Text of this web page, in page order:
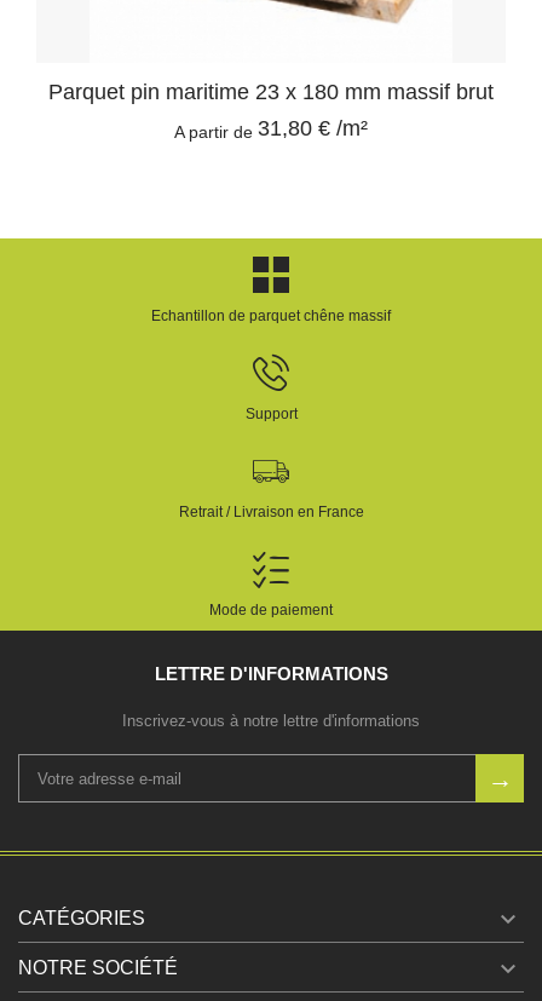
Parquet pin maritime 23 x 180 mm massif brut
A partir de 31,80 € /m²
Echantillon de parquet chêne massif
Support
Retrait / Livraison en France
Mode de paiement
LETTRE D'INFORMATIONS
Inscrivez-vous à notre lettre d'informations
CATÉGORIES 
NOTRE SOCIÉTÉ 